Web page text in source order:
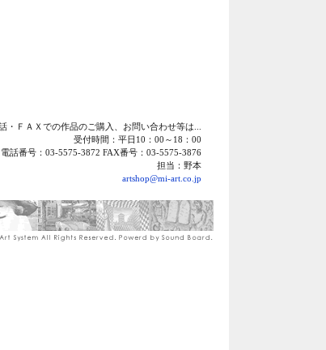
・ＦＡＸでの作品のご購入、お問い合わせ等は...
受付時間：平日10：00～18：00
電話番号：03-5575-3872 FAX番号：03-5575-3876
担当：野本
artshop@mi-art.co.jp